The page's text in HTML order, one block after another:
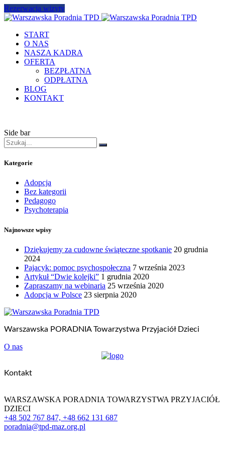
Rezerwacja wizyty
START
O NAS
NASZA KADRA
OFERTA
BEZPŁATNA
ODPŁATNA
BLOG
KONTAKT
Side bar
Kategorie
Adopcja
Bez kategorii
Pedagogo
Psychoterapia
Najnowsze wpisy
Dziękujemy za cudowne świąteczne spotkanie 20 grudnia
2024
Pajacyk: pomoc psychospołeczna 7 września 2023
Artykuł “Dwie kolejki” 1 grudnia 2020
Zapraszamy na webinaria 25 września 2020
Adopcja w Polsce 23 sierpnia 2020
Warszawska PORADNIA Towarzystwa Przyjaciół Dzieci
O nas
Kontakt
WARSZAWSKA PORADNIA TOWARZYSTWA PRZYJACIÓŁ
DZIECI
+48 502 767 847, +48 662 131 687
poradnia@tpd-maz.org.pl